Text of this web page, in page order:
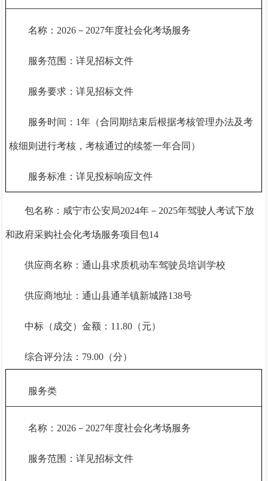
名称： 2026－2027年度社会化考场服务
服务范围：详见招标文件
服务要求：详见招标文件
服务时间： 1年（合同期结束后根据考核管理办法及考
核细则进行考核，考核通过的续签一年合同）
服务标准：详见投标响应文件
包名称：咸宁市公安局2024年－2025年驾驶人考试下放
和政府采购社会化考场服务项目包14
供应商名称：通山县求质机动车驾驶员培训学校
供应商地址：通山县通羊镇新城路138号
中标（成交）金额： 11.80（元）
综合评分法： 79.00（分）
服务类
名称： 2026－2027年度社会化考场服务
服务范围：详见招标文件